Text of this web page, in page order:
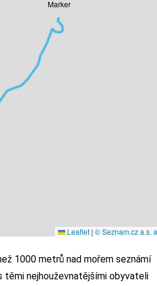
Leaflet | © Seznam.cz a.s.
1000 metrů nad mořem seznámí
těmi nejhouževnatějšími obyvateli